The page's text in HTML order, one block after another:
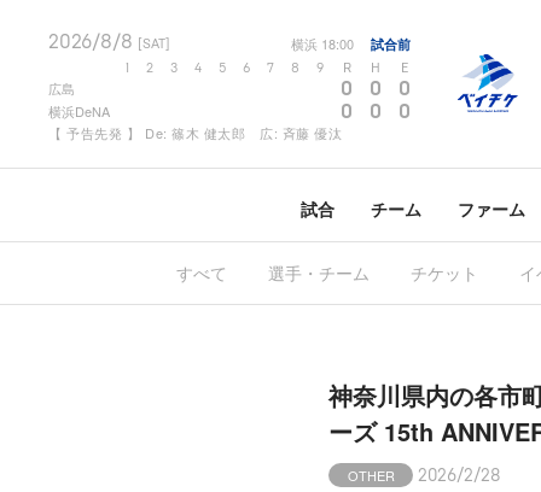
2026/8/8 [SAT] 横浜 18:00 試合前
2 3 4 5 6 7 8 9 R H E
広島 0 0 0
横浜DeNA 0 0 0
【 予告先発 】 De: 篠木 健太郎 広: 斉藤 優汰
試合 チーム ファーム
すべて 選手・チーム チケット
神奈川県内の各市
ーズ 15th
OTHER 2026/2/28